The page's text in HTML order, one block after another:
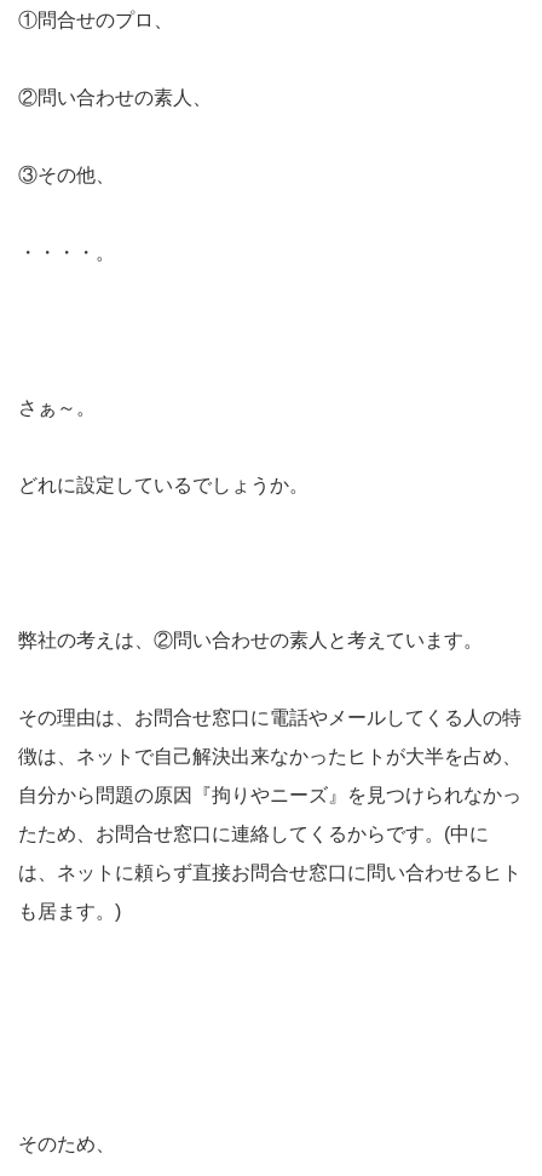
①問合せのプロ、
②問い合わせの素人、
③その他、
・・・・。
さぁ～。
どれに設定しているでしょうか。
弊社の考えは、②問い合わせの素人と考えています。
その理由は、お問合せ窓口に電話やメールしてくる人の特
徴は、ネットで自己解決出来なかったヒトが大半を占め、
自分から問題の原因『拘りやニーズ』を見つけられなかっ
たため、お問合せ窓口に連絡してくるからです。(中に
は、ネットに頼らず直接お問合せ窓口に問い合わせるヒト
も居ます。)
そのため、